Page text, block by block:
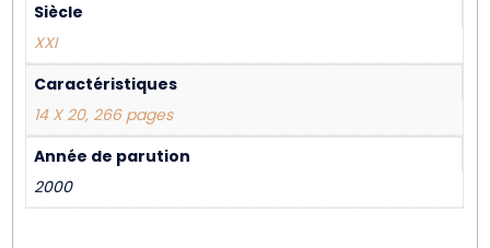
Siècle
XXI
Caractéristiques
14 X 20, 266 pages
Année de parution
2000